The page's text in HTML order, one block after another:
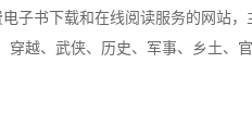
子书下载和在线阅读服务的网站
穿越、武侠、历史、军事、乡土、